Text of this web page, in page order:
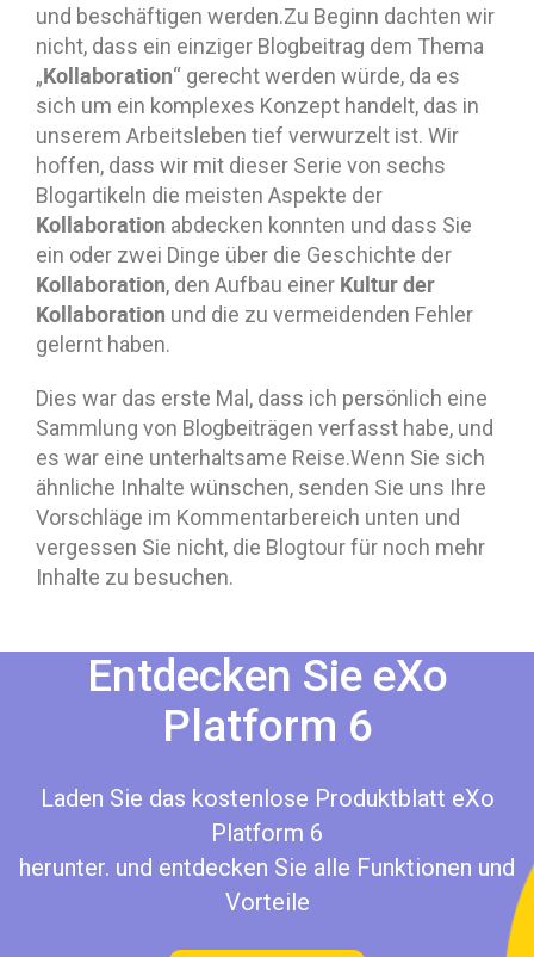
und beschäftigen werden.Zu Beginn dachten wir
nicht, dass ein einziger Blogbeitrag dem Thema
„Kollaboration“ gerecht werden würde, da es
sich um ein komplexes Konzept handelt, das in
unserem Arbeitsleben tief verwurzelt ist. Wir
hoffen, dass wir mit dieser Serie von sechs
Blogartikeln die meisten Aspekte der
Kollaboration abdecken konnten und dass Sie
ein oder zwei Dinge über die Geschichte der
Kollaboration, den Aufbau einer Kultur der
Kollaboration und die zu vermeidenden Fehler
gelernt haben.
Dies war das erste Mal, dass ich persönlich eine
Sammlung von Blogbeiträgen verfasst habe, und
es war eine unterhaltsame Reise.Wenn Sie sich
ähnliche Inhalte wünschen, senden Sie uns Ihre
Vorschläge im Kommentarbereich unten und
vergessen Sie nicht, die Blogtour für noch mehr
Inhalte zu besuchen.
Entdecken Sie eXo
Platform 6
Laden Sie das kostenlose Produktblatt eXo
Platform 6
herunter. und entdecken Sie alle Funktionen und
Vorteile